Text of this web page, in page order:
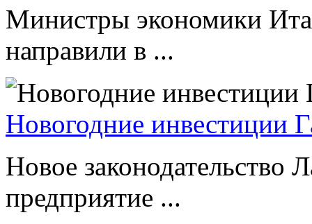
Министры экономики
направили в ...
Новогодние инвестиции
Новое законодательство
предприятие ...